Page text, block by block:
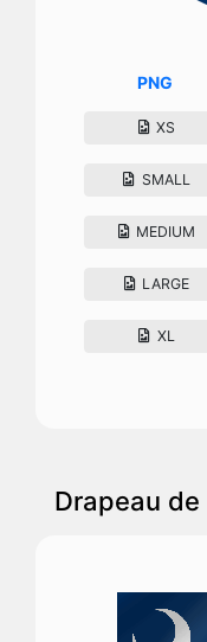
PNG
XS
SMALL
MEDIUM
LARGE
XL
Drapeau